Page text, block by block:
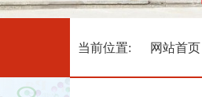
当前位置: 网站首页